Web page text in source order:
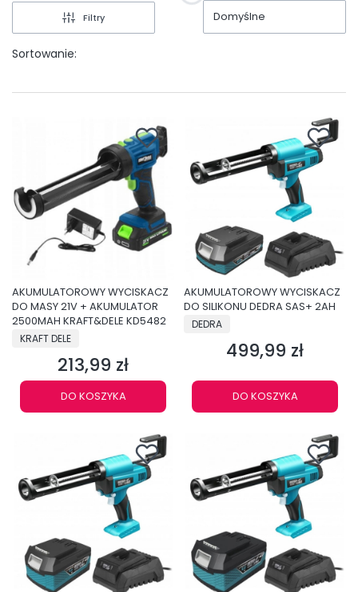
Filtry
Sortowanie:
Domyślne
AKUMULATOROWY WYCISKACZ
DO MASY 21V + AKUMULATOR
2500MAH KRAFT&DELE KD5482
PRODUCENT
KRAFT DELE
Cena
213,99 zł
DO KOSZYKA
AKUMULATOROWY WYCISKACZ
DO SILIKONU DEDRA SAS+ 2AH
PRODUCENT
DEDRA
Cena
499,99 zł
DO KOSZYKA